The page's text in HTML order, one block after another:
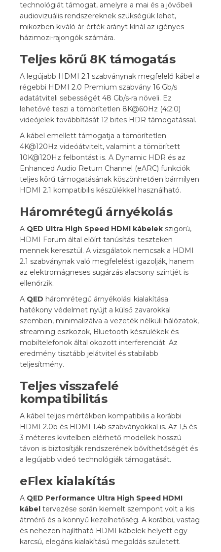
technológiát támogat, amelyre a mai és a jövőbeli
audiovizuális rendszereknek szükségük lehet,
miközben kiváló ár-érték arányt kínál az igényes
házimozi-rajongók számára.
Teljes körű 8K támogatás
A legújabb HDMI 2.1 szabványnak megfelelő kábel a
régebbi HDMI 2.0 Premium szabvány 16 Gb/s
adatátviteli sebességét 48 Gb/s-ra növeli. Ez
lehetővé teszi a tömörítetlen 8K@60Hz (4:2:0)
videójelek továbbítását 12 bites HDR támogatással.
A kábel emellett támogatja a tömörítetlen
4K@120Hz videóátvitelt, valamint a tömörített
10K@120Hz felbontást is. A Dynamic HDR és az
Enhanced Audio Return Channel (eARC) funkciók
teljes körű támogatásának köszönhetően bármilyen
HDMI 2.1 kompatibilis készülékkel használható.
Háromrétegű árnyékolás
A QED Ultra High Speed HDMI kábelek szigorú,
HDMI Forum által előírt tanúsítási teszteken
mennek keresztül. A vizsgálatok nemcsak a HDMI
2.1 szabványnak való megfelelést igazolják, hanem
az elektromágneses sugárzás alacsony szintjét is
ellenőrzik.
A QED háromrétegű árnyékolási kialakítása
hatékony védelmet nyújt a külső zavarokkal
szemben, minimalizálva a vezeték nélküli hálózatok,
streaming eszközök, Bluetooth készülékek és
mobiltelefonok által okozott interferenciát. Az
eredmény tisztább jelátvitel és stabilabb
teljesítmény.
Teljes visszafelé
kompatibilitás
A kábel teljes mértékben kompatibilis a korábbi
HDMI 2.0b és HDMI 1.4b szabványokkal is. Az 1,5 és
3 méteres kivitelben elérhető modellek hosszú
távon is biztosítják rendszerének bővíthetőségét és
a legújabb videó technológiák támogatását.
eFlex kialakítás
A QED Performance Ultra High Speed HDMI
kábel tervezése során kiemelt szempont volt a kis
átmérő és a könnyű kezelhetőség. A korábbi, vastag
és nehezen hajlítható HDMI kábelek helyett egy
karcsú, elegáns kialakítású megoldás született.